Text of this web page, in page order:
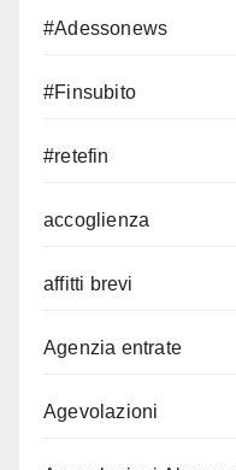
#Adessonews
#Finsubito
#retefin
accoglienza
affitti brevi
Agenzia entrate
Agevolazioni